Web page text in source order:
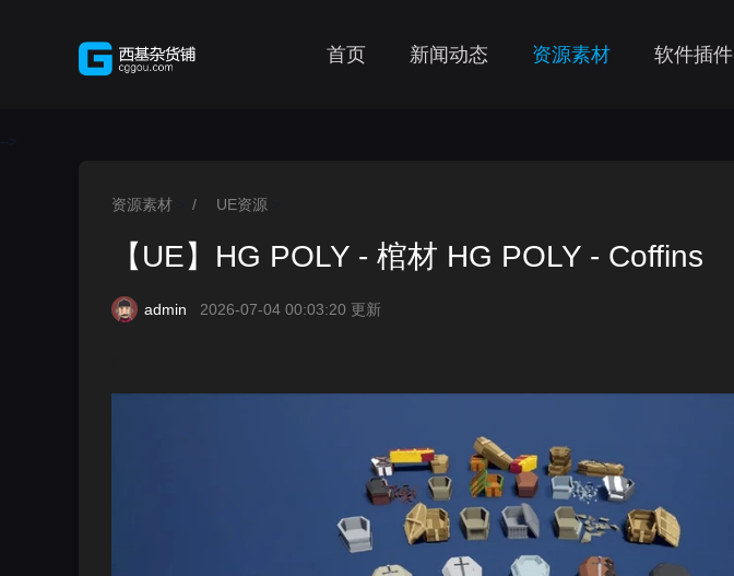
首页 新闻动态 资源素材 软件插件
-->
资源素材 / UE资源
【UE】HG POLY - 棺材 HG POLY - Coffins
admin 2026-07-04 00:03:20 更新